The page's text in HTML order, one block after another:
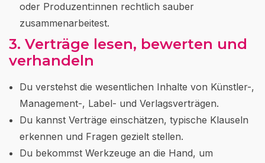
oder Produzent:innen rechtlich sauber
zusammenarbeitest.
3. Verträge lesen, bewerten und
verhandeln
Du verstehst die wesentlichen Inhalte von Künstler-,
Management-, Label- und Verlagsverträgen.
Du kannst Verträge einschätzen, typische Klauseln
erkennen und Fragen gezielt stellen.
Du bekommst Werkzeuge an die Hand, um